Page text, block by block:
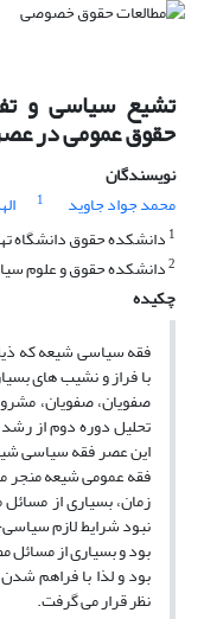
تشیع سیاسی و
حقوق عمومی در
نویسندگان
محمد جواد جاوید
1
1دانشکده حقوق دانشگاه
2دانشکده حقوق و علوم
چکیده
فقه سیاسی شیعه که
با فراز و نشیب های
صفویان، صفویان،
تحلیل دوره دوم از
این عصر فقه سیاسی
فقه عمومی شیعه منجر
زمان، بسیاری از
نبود شرایط لازم
بود و بسیاری از
بود و لذا با فراهم
نظر قرار می گرفت.